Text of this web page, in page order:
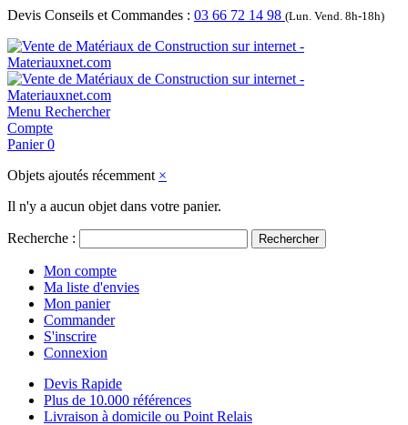
Devis Conseils et Commandes : 03 66 72 14 98 (Lun. Vend. 8h-18h)
Menu Rechercher
Compte
Panier 0
Objets ajoutés récemment ×
Il n'y a aucun objet dans votre panier.
Recherche : Rechercher
Mon compte
Ma liste d'envies
Mon panier
Commander
S'inscrire
Connexion
Devis Rapide
Plus de 10.000 références
Livraison à domicile ou Point Relais